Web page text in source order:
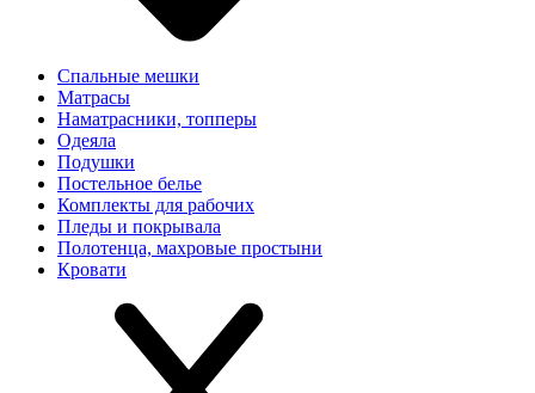
Спальные мешки
Матрасы
Наматрасники, топперы
Одеяла
Подушки
Постельное белье
Комплекты для рабочих
Пледы и покрывала
Полотенца, махровые простыни
Кровати